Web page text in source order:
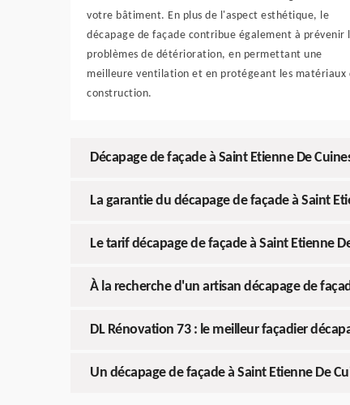
votre bâtiment. En plus de l'aspect esthétique, le
décapage de façade contribue également à prévenir
problèmes de détérioration, en permettant une
meilleure ventilation et en protégeant les matériaux
construction.
Décapage de façade à Saint Etienne De
La garantie du décapage de façade à Saint
Le tarif décapage de façade à Saint Etienne
À la recherche d'un artisan décapage de
DL Rénovation 73 : le meilleur façadier
Un décapage de façade à Saint Etienne De